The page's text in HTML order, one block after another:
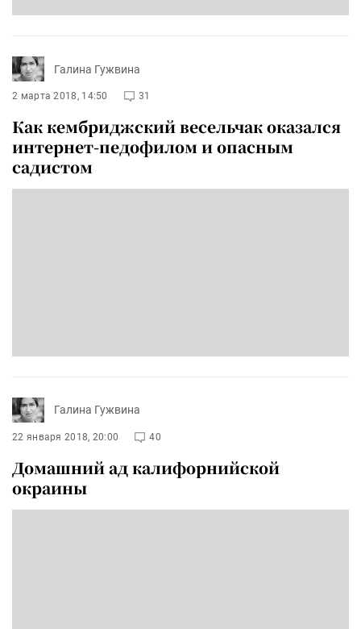
Галина Гужвина
2 марта 2018, 14:50 31
Как кембриджский весельчак оказался
интернет-педофилом и опасным
садистом
Галина Гужвина
22 января 2018, 20:00 40
Домашний ад калифорнийской
окраины